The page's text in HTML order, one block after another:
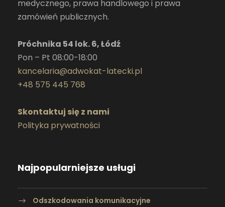
medycznego, prawa handlowego i prawa
zamówień publicznych.
Próchnika 54 lok. 6, Łódź
Pon – Pt 08:00-18:00
kancelaria@adwokat-latecki.pl
+48 575 445 768
Skontaktuj się z nami
Polityka prywatności
Najpopularniejsze usługi
Odszkodowania komunikacyjne